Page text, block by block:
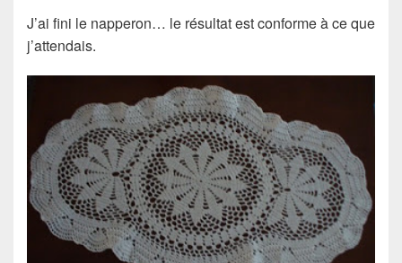
J’ai fini le napperon… le résultat est conforme à ce que
j’attendais.